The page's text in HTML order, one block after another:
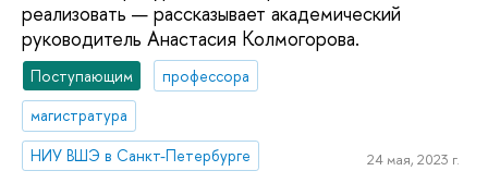
реализовать — рассказывает академический
руководитель Анастасия Колмогорова.
Поступающим
профессора
магистратура
НИУ ВШЭ в Санкт-Петербурге
24 мая, 2023 г.